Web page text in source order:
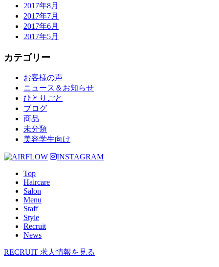
2017年8月
2017年7月
2017年6月
2017年5月
カテゴリー
お客様の声
ニュース＆お知らせ
ひとりごと
ブログ
商品
未分類
美容学生向け
INSTAGRAM
Top
Haircare
Salon
Menu
Staff
Style
Recruit
News
RECRUIT 求人情報を見る